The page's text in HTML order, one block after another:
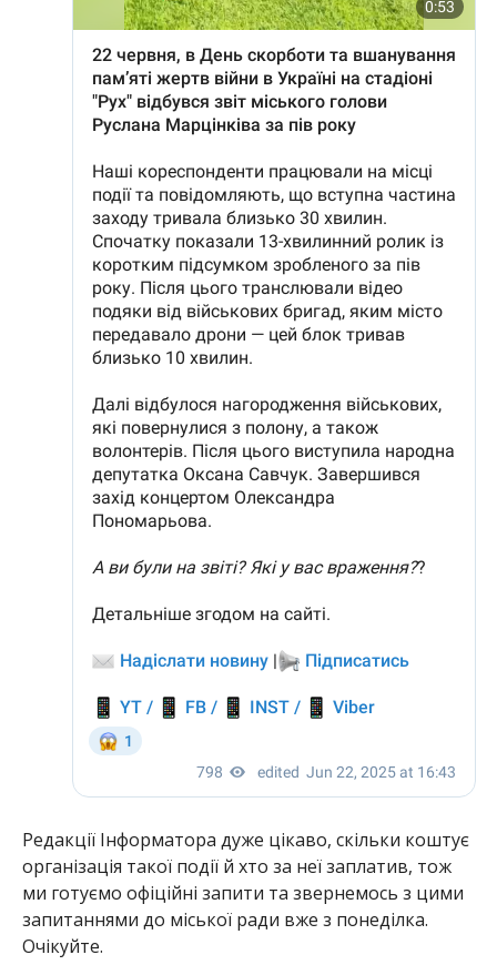
Редакції Інформатора дуже цікаво, скільки коштує
організація такої події й хто за неї заплатив, тож
ми готуємо офіційні запити та звернемось з цими
запитаннями до міської ради вже з понеділка.
Очікуйте.